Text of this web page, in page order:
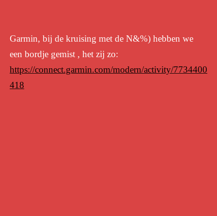
Garmin, bij de kruising met de N&%) hebben we
een bordje gemist , het zij zo:
https://connect.garmin.com/modern/activity/7734400
418